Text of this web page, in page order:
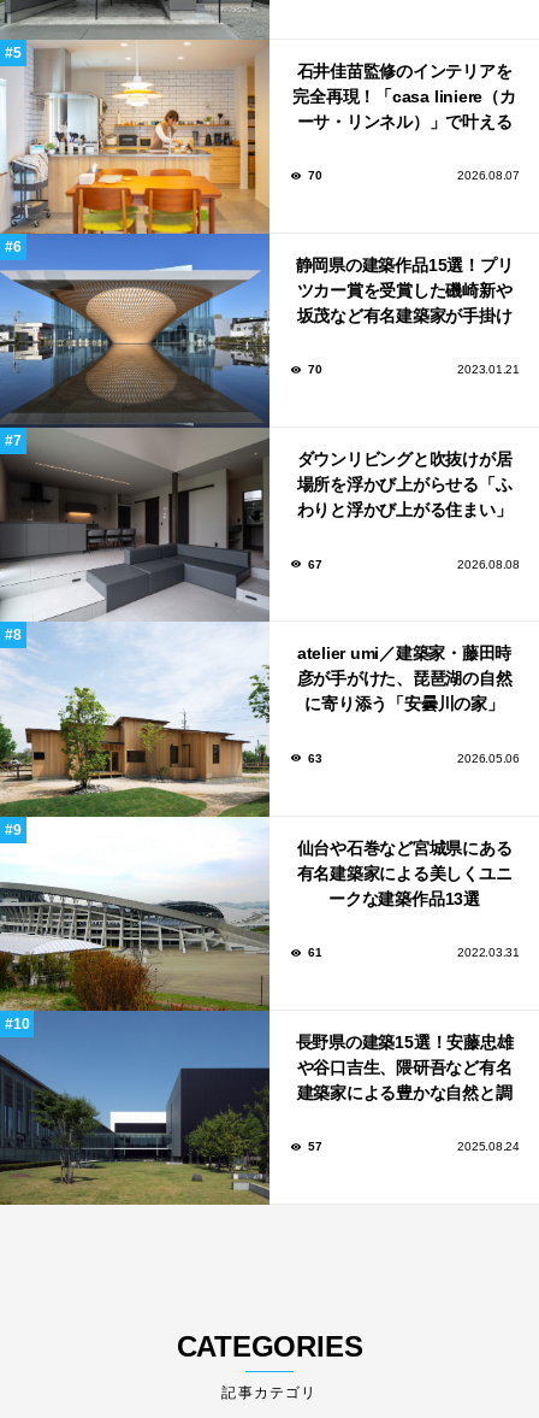
石井佳苗監修のインテリアを
完全再現！「casa liniere（カ
ーサ・リンネル）」で叶える
70 2026.08.07
静岡県の建築作品15選！プリ
ツカー賞を受賞した磯崎新や
坂茂など有名建築家が手掛け
70 2023.01.21
ダウンリビングと吹抜けが居
場所を浮かび上がらせる「ふ
わりと浮かび上がる住まい」
67 2026.08.08
atelier umi／建築家・藤田時
彦が手がけた、琵琶湖の自然
に寄り添う「安曇川の家」
63 2026.05.06
仙台や石巻など宮城県にある
有名建築家による美しくユニ
ークな建築作品13選
61 2022.03.31
長野県の建築15選！安藤忠雄
や谷口吉生、隈研吾など有名
建築家による豊かな自然と調
57 2025.08.24
CATEGORIES